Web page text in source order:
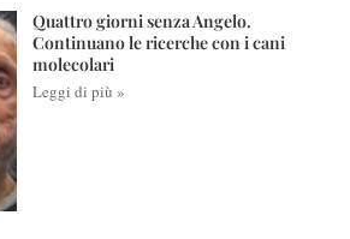
Quattro giorni senza Angelo.
Continuano le ricerche con i cani
molecolari
Leggi di più »